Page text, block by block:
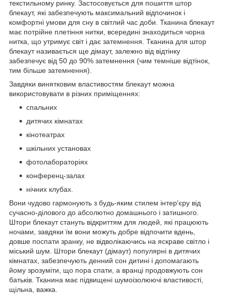
текстильному ринку. Застосовується для пошиття штор
блекаут, які забезпечують максимальний відпочинок і
комфортні умови для сну в світлий час доби. Тканина блекаут
має потрійне плетіння нитки, всередині знаходиться чорна
нитка, що утримує світ і дає затемнення. Тканина для штор
блекаут називається ще дімаут, залежно від відтінку
забезпечує від 50 до 90% затемнення (чим темніше відтінок,
тим більше затемнення).
Завдяки винятковим властивостям блекаут можна
використовувати в різних приміщеннях:
спальних
дитячих кімнатах
кінотеатрах
шкільних установах
фотолабораторіях
конференц-залах
нічних клубах.
Вони чудово гармонують з будь-яким стилем інтер'єру від
сучасно-ділового до абсолютно домашнього і затишного.
Штори блекаут стануть відкриттям для людей, які працюють
ночами, завдяки їм вони можуть добре відпочити вдень,
довше поспати зранку, не відволікаючись на яскраве світло і
міський шум. Штори блекаут (дімаут) популярні в дитячих
кімнатах, забезпечують денний сон дитині і допомагають
йому зрозуміти, що пора спати, а вранці продовжують сон
батьків. Тканина має підвищені шумоізолюючі властивості,
щільна, важка.